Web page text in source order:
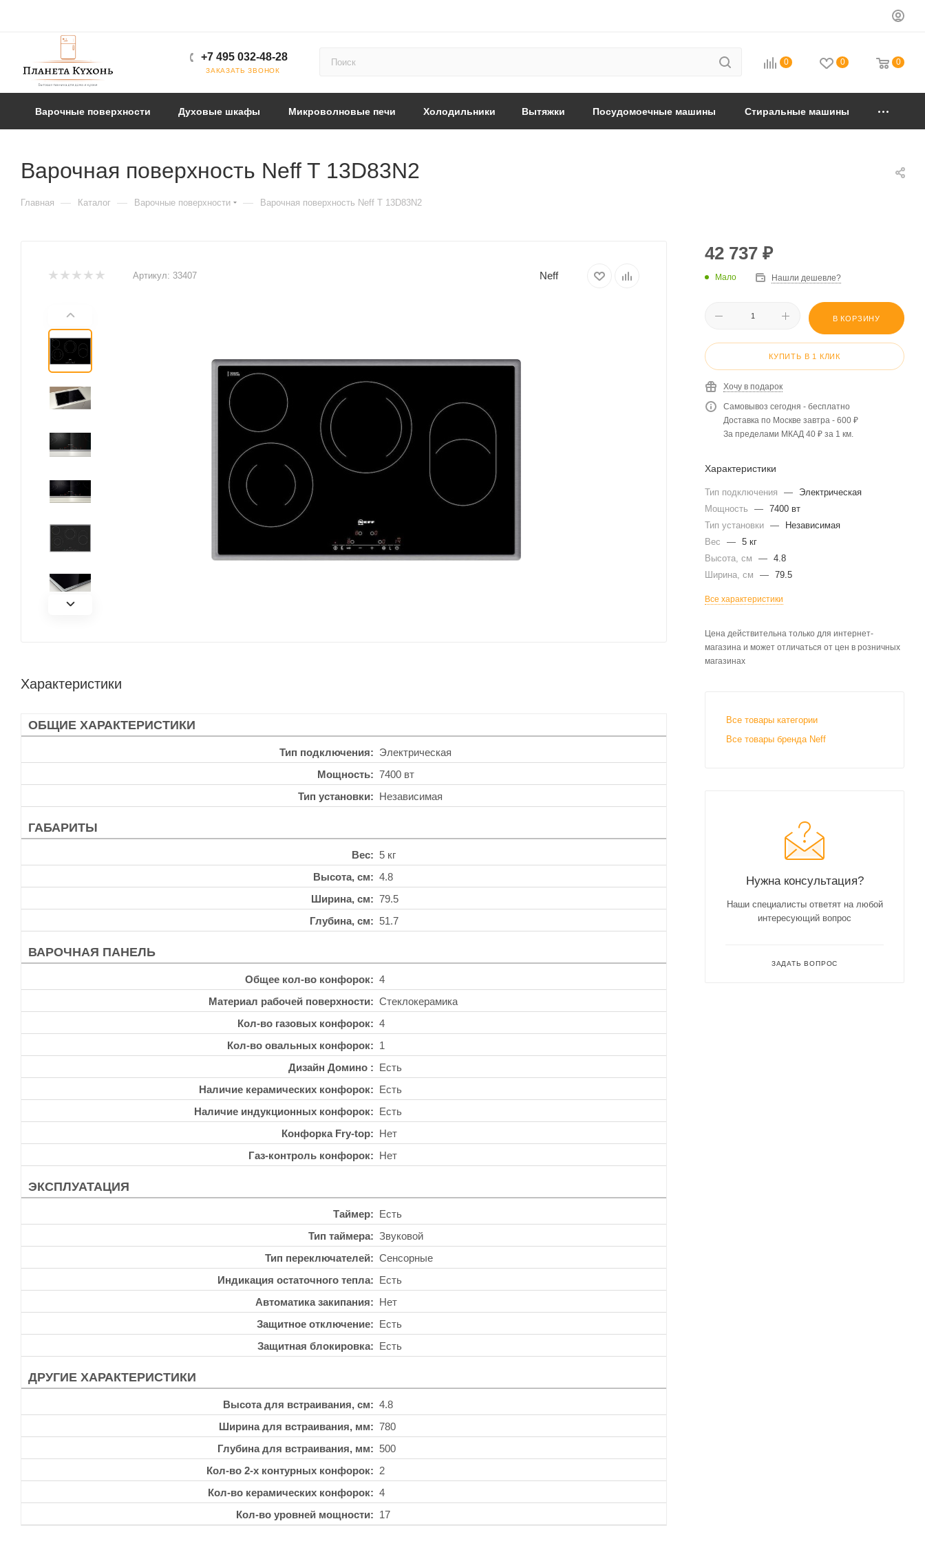
+7 495 032-48-28
ЗАКАЗАТЬ ЗВОНОК
0 0 0
Варочные поверхности Духовые шкафы Микроволновые печи Холодильники Вытяжки Посудомоечные машины Стиральные машины
Варочная поверхность Neff T 13D83N2
Главная — Каталог — Варочные поверхности — Варочная поверхность Neff T 13D83N2
Артикул: 33407 Neff
Характеристики
ОБЩИЕ ХАРАКТЕРИСТИКИ
Тип подключения
Электрическая
Мощность
7400 вт
Тип установки
Независимая
ГАБАРИТЫ
Вес
5 кг
Высота, см
4.8
Ширина, см
79.5
Глубина, см
51.7
ВАРОЧНАЯ ПАНЕЛЬ
Общее кол-во конфорок
4
Материал рабочей поверхности
Стеклокерамика
Кол-во газовых конфорок
4
Кол-во овальных конфорок
1
Дизайн Домино
Есть
Наличие керамических конфорок
Есть
Наличие индукционных конфорок
Есть
Конфорка Fry-top
Нет
Газ-контроль конфорок
Нет
ЭКСПЛУАТАЦИЯ
Таймер
Есть
Тип таймера
Звуковой
Тип переключателей
Сенсорные
Индикация остаточного тепла
Есть
Автоматика закипания
Нет
Защитное отключение
Есть
Защитная блокировка
Есть
ДРУГИЕ ХАРАКТЕРИСТИКИ
Высота для встраивания, см
4.8
Ширина для встраивания, мм
780
Глубина для встраивания, мм
500
Кол-во 2-х контурных конфорок
2
Кол-во керамических конфорок
4
Кол-во уровней мощности
17
42 737 ₽
Мало Нашли дешевле?
В КОРЗИНУ
КУПИТЬ В 1 КЛИК
Хочу в подарок
Самовывоз сегодня - бесплатно
Доставка по Москве завтра - 600 ₽
За пределами МКАД 40 ₽ за 1 км.
Характеристики
Тип подключения —
Электрическая
Мощность
— 7400 вт
Тип установки —
Независимая
Вес
— 5 кг
Высота, см
— 4.8
Ширина, см
— 79.5
Все характеристики
Цена действительна только для интернет-
магазина и может отличаться от цен в розничных
магазинах
Все товары категории
Все товары бренда Neff
Нужна консультация?
Наши специалисты ответят на любой
интересующий вопрос
ЗАДАТЬ ВОПРОС